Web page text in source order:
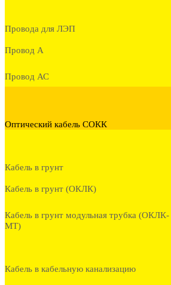
Провода для ЛЭП
Провод А
Провод АС
Оптический кабель СОКК
Кабель в грунт
Кабель в грунт (ОКЛК)
Кабель в грунт модульная трубка (ОКЛК-
МТ)
Кабель в кабельную канализацию